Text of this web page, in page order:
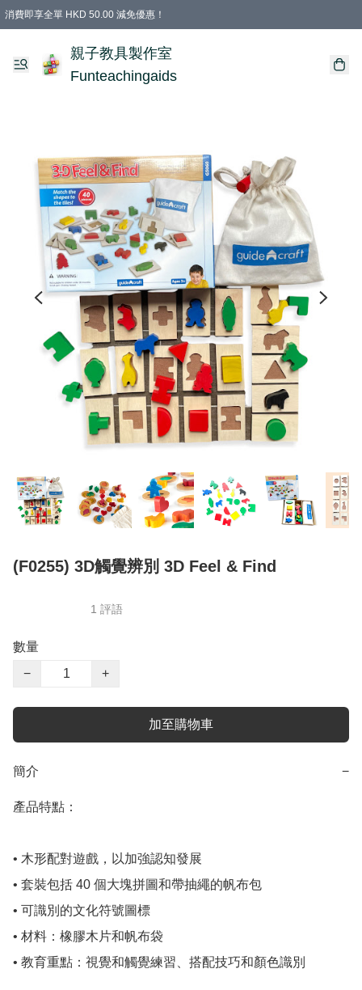
消費即享全單 HKD 50.00 減免優惠！
購物滿 HKD 699.00即享免運費優惠！（適用於 特定的送貨方式 )
凡購物滿HKD 699.00，即享免費禮品
親子教具製作室
Funteachingaids
(F0255) 3D觸覺辨別 3D Feel & Find
1 評語
數量
−
+
加至購物車
簡介 −
產品特點：
• 木形配對遊戲，以加強認知發展
• 套裝包括 40 個大塊拼圖和帶抽繩的帆布包
• 可識別的文化符號圖標
• 材料：橡膠木片和帆布袋
• 教育重點：視覺和觸覺練習、搭配技巧和顏色識別